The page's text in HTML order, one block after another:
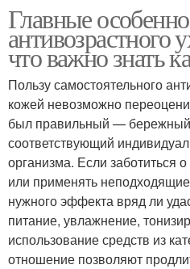
Уход за волосами
Уход за естественными
волосами
Ежедневный уход
Главные
антивозрастного
что важно знать
Пользу самостоятельного
кожей невозможно
был правильный —
соответствующий
организма. Если заботиться
или применять
нужного эффекта вряд ли
питание, увлажнение,
использование средств из
отношение позволяют